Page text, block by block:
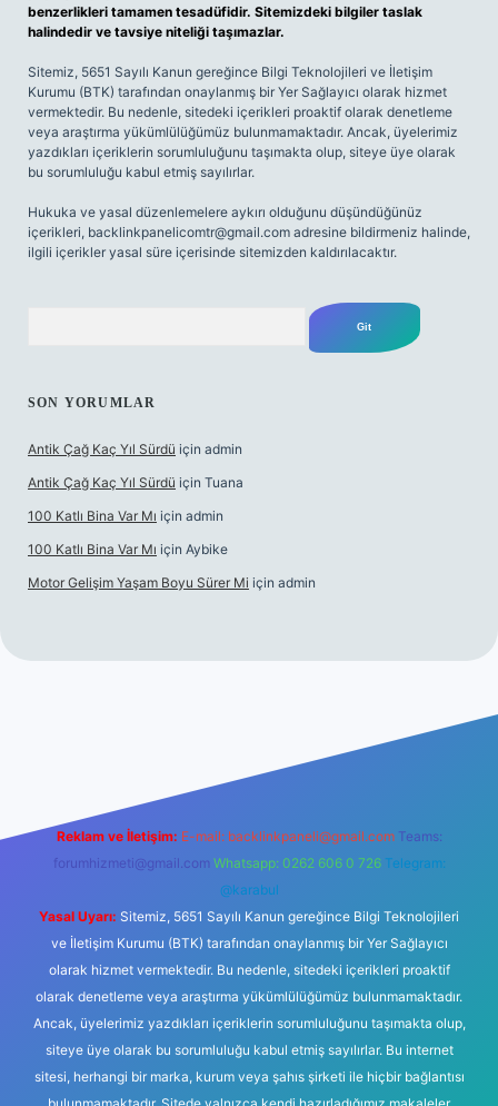
benzerlikleri tamamen tesadüfidir. Sitemizdeki bilgiler taslak
halindedir ve tavsiye niteliği taşımazlar.
Sitemiz, 5651 Sayılı Kanun gereğince Bilgi Teknolojileri ve İletişim
Kurumu (BTK) tarafından onaylanmış bir Yer Sağlayıcı olarak hizmet
vermektedir. Bu nedenle, sitedeki içerikleri proaktif olarak denetleme
veya araştırma yükümlülüğümüz bulunmamaktadır. Ancak, üyelerimiz
yazdıkları içeriklerin sorumluluğunu taşımakta olup, siteye üye olarak
bu sorumluluğu kabul etmiş sayılırlar.
Hukuka ve yasal düzenlemelere aykırı olduğunu düşündüğünüz
içerikleri, backlinkpanelicomtr@gmail.com adresine bildirmeniz halinde,
ilgili içerikler yasal süre içerisinde sitemizden kaldırılacaktır.
SON YORUMLAR
Antik Çağ Kaç Yıl Sürdü için admin
Antik Çağ Kaç Yıl Sürdü için Tuana
100 Katlı Bina Var Mı için admin
100 Katlı Bina Var Mı için Aybike
Motor Gelişim Yaşam Boyu Sürer Mi için admin
Reklam ve İletişim: E-mail: backlinkpaneli@gmail.com Teams:
forumhizmeti@gmail.com Whatsapp: 0262 606 0 726 Telegram:
@karabul
Yasal Uyarı: Sitemiz, 5651 Sayılı Kanun gereğince Bilgi Teknolojileri
ve İletişim Kurumu (BTK) tarafından onaylanmış bir Yer Sağlayıcı
olarak hizmet vermektedir. Bu nedenle, sitedeki içerikleri proaktif
olarak denetleme veya araştırma yükümlülüğümüz bulunmamaktadır.
Ancak, üyelerimiz yazdıkları içeriklerin sorumluluğunu taşımakta olup,
siteye üye olarak bu sorumluluğu kabul etmiş sayılırlar. Bu internet
sitesi, herhangi bir marka, kurum veya şahıs şirketi ile hiçbir bağlantısı